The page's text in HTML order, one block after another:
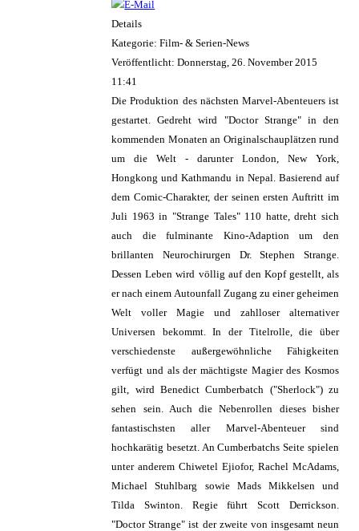
Details
Kategorie: Film- & Serien-News
Veröffentlicht: Donnerstag, 26. November 2015
11:41
Die Produktion des nächsten Marvel-Abenteuers ist
gestartet. Gedreht wird "Doctor Strange" in den
kommenden Monaten an Originalschauplätzen rund
um die Welt - darunter London, New York,
Hongkong und Kathmandu in Nepal. Basierend auf
dem Comic-Charakter, der seinen ersten Auftritt im
Juli 1963 in "Strange Tales" 110 hatte, dreht sich
auch die fulminante Kino-Adaption um den
brillanten Neurochirurgen Dr. Stephen Strange.
Dessen Leben wird völlig auf den Kopf gestellt, als
er nach einem Autounfall Zugang zu einer geheimen
Welt voller Magie und zahlloser alternativer
Universen bekommt. In der Titelrolle, die über
verschiedenste außergewöhnliche Fähigkeiten
verfügt und als der mächtigste Magier des Kosmos
gilt, wird Benedict Cumberbatch ("Sherlock") zu
sehen sein. Auch die Nebenrollen dieses bisher
fantastischsten aller Marvel-Abenteuer sind
hochkarätig besetzt. An Cumberbatchs Seite spielen
unter anderem Chiwetel Ejiofor, Rachel McAdams,
Michael Stuhlbarg sowie Mads Mikkelsen und
Tilda Swinton. Regie führt Scott Derrickson.
"Doctor Strange" ist der zweite von insgesamt neun